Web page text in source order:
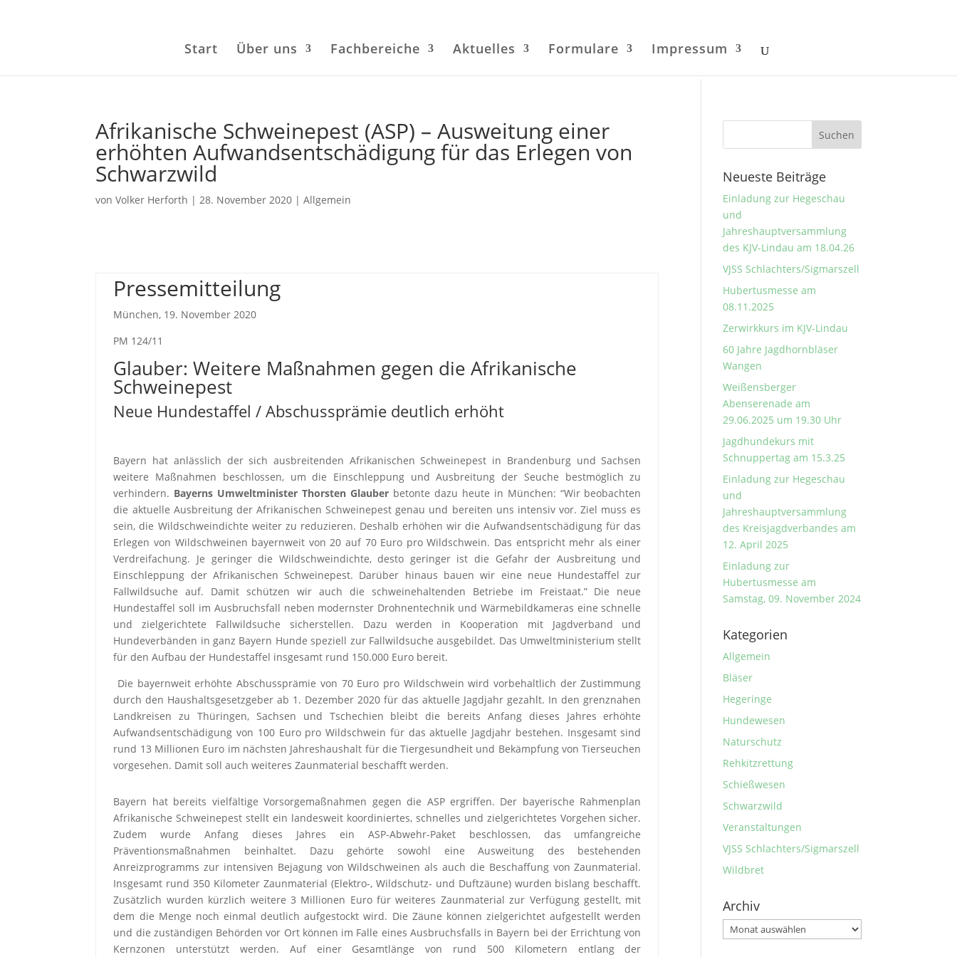
Start Über uns Fachbereiche Aktuelles Formulare Impressum
Afrikanische Schweinepest (ASP) – Ausweitung einer
erhöhten Aufwandsentschädigung für das Erlegen von
Schwarzwild
vonVolker Herforth |28. November 2020 |Allgemein
Pressemitteilung
München, 19. November 2020
PM 124/11
Glauber: Weitere Maßnahmen gegen die Afrikanische
Schweinepest
Neue Hundestaffel / Abschussprämie deutlich erhöht
Bayern hat anlässlich der sich ausbreitenden Afrikanischen Schweinepest in Brandenburg und Sachsen
weitere Maßnahmen beschlossen, um die Einschleppung und Ausbreitung der Seuche bestmöglich zu
verhindern. Bayerns Umweltminister Thorsten Glauber betonte dazu heute in München: “Wir beobachten
die aktuelle Ausbreitung der Afrikanischen Schweinepest genau und bereiten uns intensiv vor. Ziel muss es
sein, die Wildschweindichte weiter zu reduzieren. Deshalb erhöhen wir die Aufwandsentschädigung für das
Erlegen von Wildschweinen bayernweit von 20 auf 70 Euro pro Wildschwein. Das entspricht mehr als einer
Verdreifachung. Je geringer die Wildschweindichte, desto geringer ist die Gefahr der Ausbreitung und
Einschleppung der Afrikanischen Schweinepest. Darüber hinaus bauen wir eine neue Hundestaffel zur
Fallwildsuche auf. Damit schützen wir auch die schweinehaltenden Betriebe im Freistaat.” Die neue
Hundestaffel soll im Ausbruchsfall neben modernster Drohnentechnik und Wärmebildkameras eine schnelle
und zielgerichtete Fallwildsuche sicherstellen. Dazu werden in Kooperation mit Jagdverband und
Hundeverbänden in ganz Bayern Hunde speziell zur Fallwildsuche ausgebildet. Das Umweltministerium stellt
für den Aufbau der Hundestaffel insgesamt rund 150.000 Euro bereit.
Die bayernweit erhöhte Abschussprämie von 70 Euro pro Wildschwein wird vorbehaltlich der Zustimmung
durch den Haushaltsgesetzgeber ab 1. Dezember 2020 für das aktuelle Jagdjahr gezahlt. In den grenznahen
Landkreisen zu Thüringen, Sachsen und Tschechien bleibt die bereits Anfang dieses Jahres erhöhte
Aufwandsentschädigung von 100 Euro pro Wildschwein für das aktuelle Jagdjahr bestehen. Insgesamt sind
rund 13 Millionen Euro im nächsten Jahreshaushalt für die Tiergesundheit und Bekämpfung von Tierseuchen
vorgesehen. Damit soll auch weiteres Zaunmaterial beschafft werden.
Bayern hat bereits vielfältige Vorsorgemaßnahmen gegen die ASP ergriffen. Der bayerische Rahmenplan
Afrikanische Schweinepest stellt ein landesweit koordiniertes, schnelles und zielgerichtetes Vorgehen sicher.
Zudem wurde Anfang dieses Jahres ein ASP-Abwehr-Paket beschlossen, das umfangreiche
Präventionsmaßnahmen beinhaltet. Dazu gehörte sowohl eine Ausweitung des bestehenden
Anreizprogramms zur intensiven Bejagung von Wildschweinen als auch die Beschaffung von Zaunmaterial.
Insgesamt rund 350 Kilometer Zaunmaterial (Elektro-, Wildschutz- und Duftzäune) wurden bislang beschafft.
Zusätzlich wurden kürzlich weitere 3 Millionen Euro für weiteres Zaunmaterial zur Verfügung gestellt, mit
dem die Menge noch einmal deutlich aufgestockt wird. Die Zäune können zielgerichtet aufgestellt werden
und die zuständigen Behörden vor Ort können im Falle eines Ausbruchsfalls in Bayern bei der Errichtung von
Kernzonen unterstützt werden. Auf einer Gesamtlänge von rund 500 Kilometern entlang der
Neueste Beiträge
Einladung zur Hegeschau
und
Jahreshauptversammlung
des KJV-Lindau am 18.04.26
VJSS Schlachters/Sigmarszell
Hubertusmesse am
08.11.2025
Zerwirkkurs im KJV-Lindau
60 Jahre Jagdhornbläser
Wangen
Weißensberger
Abenserenade am
29.06.2025 um 19.30 Uhr
Jagdhundekurs mit
Schnuppertag am 15.3.25
Einladung zur Hegeschau
und
Jahreshauptversammlung
des Kreisjagdverbandes am
12. April 2025
Einladung zur
Hubertusmesse am
Samstag, 09. November 2024
Kategorien
Allgemein
Bläser
Hegeringe
Hundewesen
Naturschutz
Rehkitzrettung
Schießwesen
Schwarzwild
Veranstaltungen
VJSS Schlachters/Sigmarszell
Wildbret
Archiv
Archiv